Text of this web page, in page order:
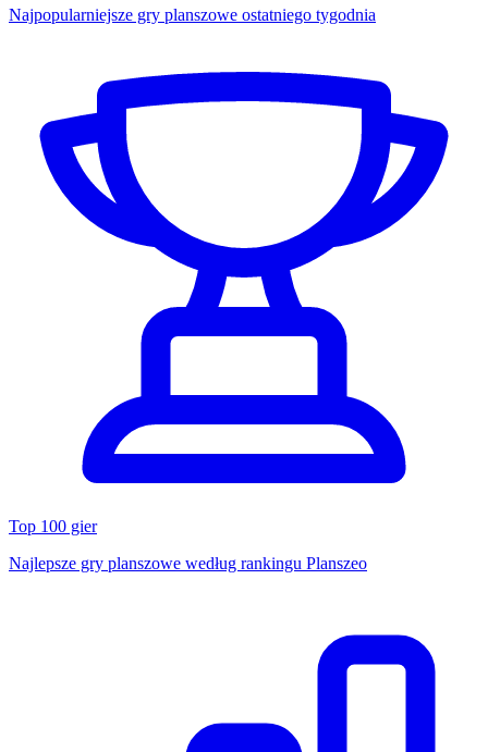
Najpopularniejsze gry planszowe ostatniego tygodnia
Top 100 gier
Najlepsze gry planszowe według rankingu Planszeo